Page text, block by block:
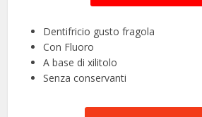
Dentifricio gusto fragola
Con Fluoro
A base di xilitolo
Senza conservanti